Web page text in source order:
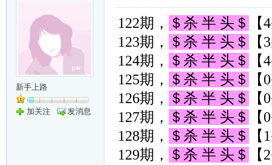
新手上路
加关注 发消息
122期， ＄杀 半 头＄
123期，
＄杀 半 头＄
124期，
＄杀 半 头＄
125期，
＄杀 半 头＄
126期，
＄杀 半 头＄
127期，
＄杀 半 头＄
128期，
＄杀 半 头＄
129期，
＄杀 半 头＄